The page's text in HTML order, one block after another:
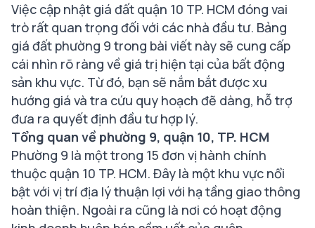
Việc cập nhật giá đất quận 10 TP. HCM đóng vai
trò rất quan trọng đối với các nhà đầu tư. Bảng
giá đất phường 9 trong bài viết này sẽ cung cấp
cái nhìn rõ ràng về giá trị hiện tại của bất động
sản khu vực. Từ đó, bạn sẽ nắm bắt được xu
hướng giá và tra cứu quy hoạch đẽ dàng, hỗ trợ
đưa ra quyết định đầu tư hợp lý.
Tổng quan về phường 9, quận 10, TP. HCM
Phường 9 là một trong 15 đơn vị hành chính
thuộc quận 10 TP. HCM. Đây là một khu vực nổi
bật với vị trí địa lý thuận lợi với hạ tầng giao thông
hoàn thiện. Ngoài ra cũng là nơi có hoạt động